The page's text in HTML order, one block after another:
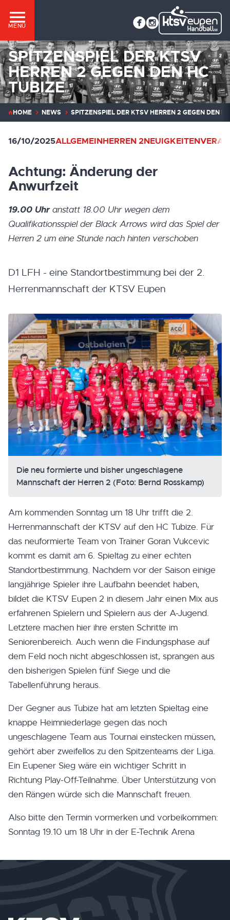
MENÜ
SPITZENSPIEL DER KTSV
HERREN 2 GEGEN DEN HC
TUBIZE
HOME NEWS SPITZENSPIEL DER KTSV HERREN 2 GEGEN DEN
16/10/2025ALLGEMEINHERREN 2NEUIGKEITEN
Achtung: Änderung der
Anwurfzeit
19.00 Uhranstatt 18.00 Uhr wegen dem
Qualifikationsspiel der Black Arrows wird das Spiel der
Herren 2 um eine Stunde nach hinten verschoben
D1 LFH - eine Standortbestimmung bei der 2.
Herrenmannschaft der KTSV Eupen
Die neu formierte und bisher ungeschlagene
Mannschaft der Herren 2 (Foto: Bernd Rosskamp)
Am kommenden Sonntag um 18 Uhr trifft die 2.
Herrenmannschaft der KTSV auf den HC Tubize. Für
das neuformierte Team von Trainer Goran Vukcevic
kommt es damit am 6. Spieltag zu einer echten
Standortbestimmung. Nachdem vor der Saison einige
langjährige Spieler ihre Laufbahn beendet haben,
bildet die KTSV Eupen 2 in diesem Jahr einen Mix aus
erfahrenen Spielern und Spielern aus der A-Jugend.
Letztere machen hier ihre ersten Schritte im
Seniorenbereich. Auch wenn die Findungsphase auf
dem Feld noch nicht abgeschlossen ist, sprangen aus
den bisherigen Spielen fünf Siege und die
Tabellenführung heraus.
Der Gegner aus Tubize hat am letzten Spieltag eine
knappe Heimniederlage gegen das noch
ungeschlagene Team aus Tournai einstecken müssen,
gehört aber zweifellos zu den Spitzenteams der Liga.
Ein Eupener Sieg wäre ein wichtiger Schritt in
Richtung Play-Off-Teilnahme. Über Unterstützung von
den Rängen würde sich die Mannschaft freuen.
Also bitte den Termin vormerken und vorbeikommen:
Sonntag 19.10 um 18 Uhr in der E-Technik Arena